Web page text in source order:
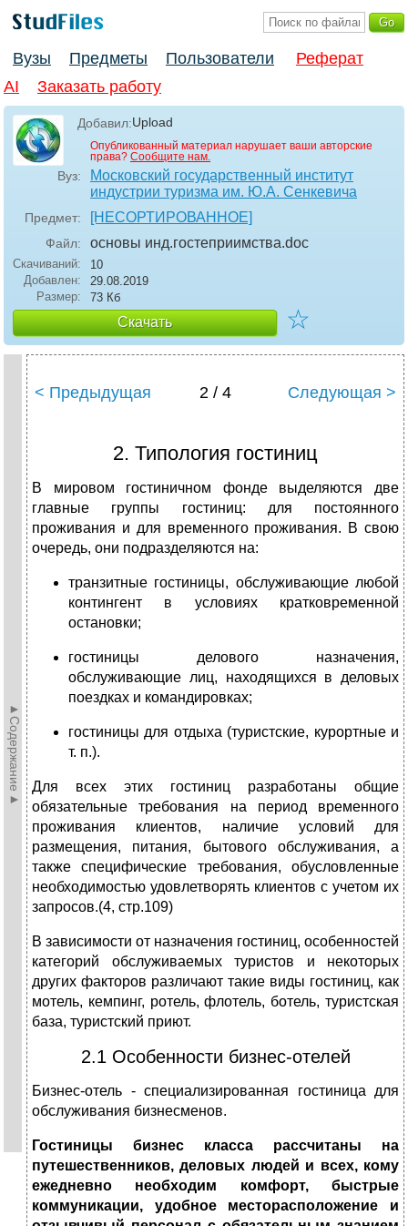
Вузы Предметы Пользователи
Реферат
AI
Заказать работу
Добавил:Upload
Опубликованный материал нарушает ваши авторские
права? Сообщите нам.
Вуз:
Московский государственный институт
индустрии туризма им. Ю.А. Сенкевича
Предмет: [НЕСОРТИРОВАННОЕ]
Файл: основы инд.гостеприимства.doc
Скачиваний:
10
Добавлен:
29.08.2019
Размер:
73 Кб
Скачать ☆
►Содержание►
< Предыдущая 2 / 4 Следующая >
2. Типология гостиниц
В мировом гостиничном фонде выделяются две
главные группы гостиниц: для постоянного
проживания и для временного проживания. В свою
очередь, они подразделяются на:
транзитные гостиницы, обслуживающие любой
контингент в условиях кратковременной
остановки;
гостиницы делового назначения,
обслуживающие лиц, находящихся в деловых
поездках и командировках;
гостиницы для отдыха (туристские, курортные и
т. п.).
Для всех этих гостиниц разработаны общие
обязательные требования на период временного
проживания клиентов, наличие условий для
размещения, питания, бытового обслуживания, а
также специфические требования, обусловленные
необходимостью удовлетворять клиентов с учетом их
запросов.(4, стр.109)
В зависимости от назначения гостиниц, особенностей
категорий обслуживаемых туристов и некоторых
других факторов различают такие виды гостиниц, как
мотель, кемпинг, ротель, флотель, ботель, туристская
база, туристский приют.
2.1 Особенности бизнес-отелей
Бизнес-отель - специализированная гостиница для
обслуживания бизнесменов.
Гостиницы бизнес класса рассчитаны на
путешественников, деловых людей и всех, кому
ежедневно необходим комфорт, быстрые
коммуникации, удобное месторасположение и